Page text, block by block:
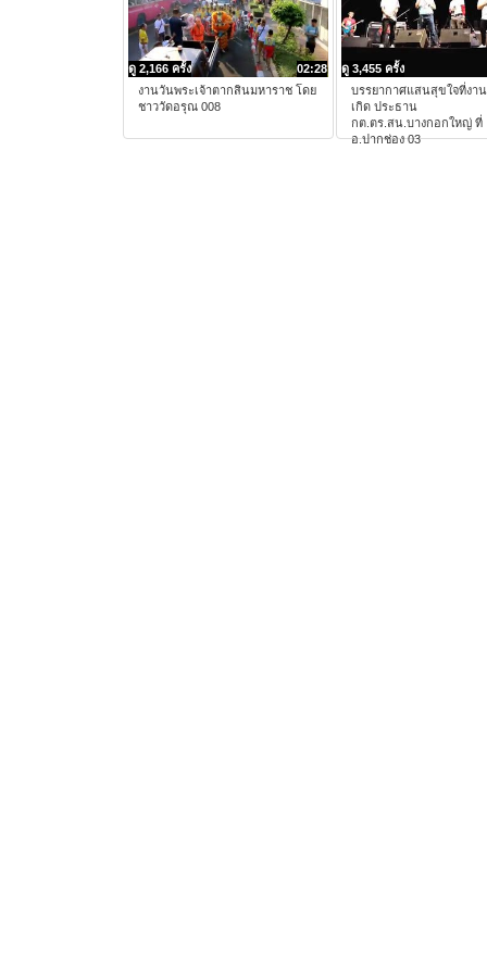
02:28
ดู 2,166 ครั้ง
งานวันพระเจ้าตากสินมหาราช โดย
ชาววัดอรุณ 008
ดู 3,455 ครั้ง
บรรยากาศแสนสุขใจที่งา
เกิด ประธาน
กต.ตร.สน.บางกอกใหญ่ ที่
อ.ปากช่อง 03